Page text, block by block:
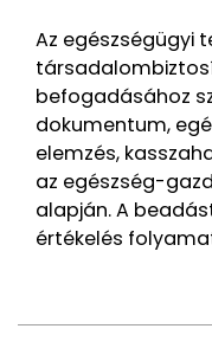
Az egészségügyi
befogadásához
dokumentum,
elemzés,
az egészség-
alapján. A
értékelés